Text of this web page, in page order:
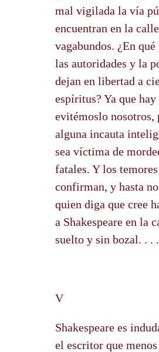
mal vigilada la vía
encuentran en la
vagabundos. ¿En qué
las autoridades y la
dejan en libertad a
espíritus? Ya que
evitémoslo nosotros,
alguna incauta
sea víctima de
fatales. Y los temores
confirman, y hasta
quien diga que cree
a Shakespeare en la
suelto y sin bozal. . . .
V
Shakespeare es
el escritor que